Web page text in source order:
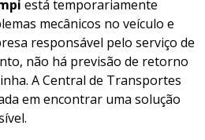
está temporariamente
mecânicos no veículo e
responsável pelo serviço de
não há previsão de retorno
A Central de Transportes
em encontrar uma solução